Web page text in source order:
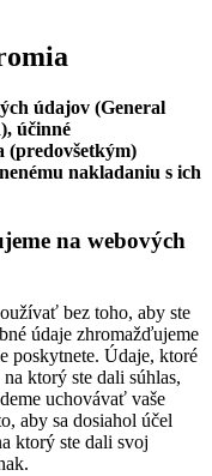
údajov (General
účinné
(predovšetkým)
nakladaniu s ich
na webových
bez toho, aby ste
údaje zhromažďujeme
poskytnete. Údaje, ktoré
ktorý ste dali súhlas,
uchovávať vaše
aby sa dosiahol účel
ktorý ste dali svoj